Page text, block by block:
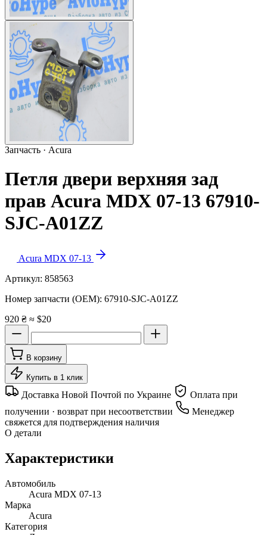
Запчасть · Acura
Петля двери верхняя зад
прав Acura MDX 07-13 67910-
SJC-A01ZZ
Acura MDX 07-13
Артикул: 858563
Номер запчасти (OEM): 67910-SJC-A01ZZ
920 ₴ ≈ $20
В корзину
Купить в 1 клик
Доставка Новой Почтой по Украине
Оплата при
получении · возврат при несоответствии
Менеджер
свяжется для подтверждения наличия
О детали
Характеристики
Автомобиль
Acura MDX 07-13
Марка
Acura
Категория